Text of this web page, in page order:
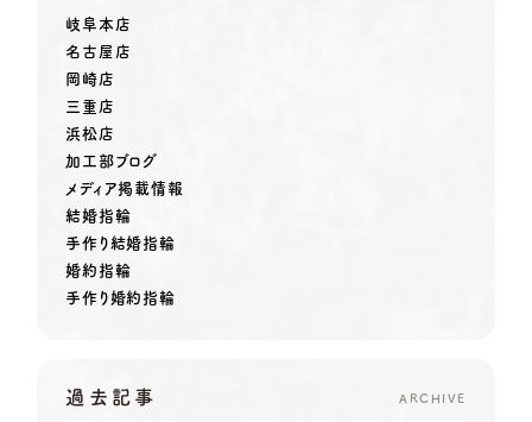
岐阜本店
名古屋店
岡崎店
三重店
浜松店
加工部ブログ
メディア掲載情報
結婚指輪
手作り結婚指輪
婚約指輪
手作り婚約指輪
過去記事 ARCHIVE